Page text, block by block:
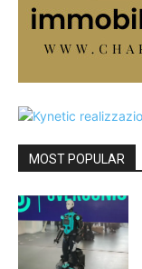
MOST POPULAR